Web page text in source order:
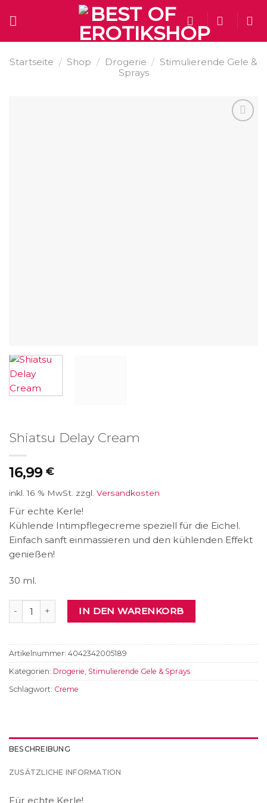
Startseite / Shop / Drogerie / Stimulierende Gele &
Sprays
Shiatsu Delay Cream
16,99 €
inkl. 16 % MwSt. zzgl. Versandkosten
Für echte Kerle!
Kühlende Intimpflegecreme speziell für die Eichel.
Einfach sanft einmassieren und den kühlenden Effekt
genießen!
30 ml.
Shiatsu Delay Cream MengeIN DEN WARENKORB
Artikelnummer: 4042342005189
Kategorien: Drogerie Stimulierende Gele & Sprays
Schlagwort: Creme
BESCHREIBUNG
ZUSÄTZLICHE INFORMATION
Für echte Kerle!